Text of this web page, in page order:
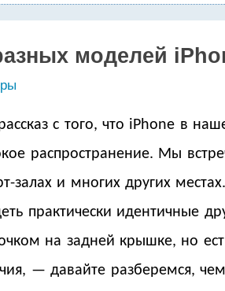
моделей
c того, что iPhone в
распространение. Мы
залах и многих других
практически идентичные
на задней крышке, но
— давайте разберемся,